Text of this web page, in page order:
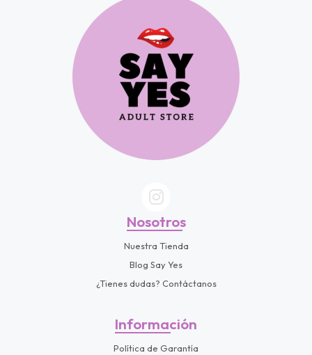
Nosotros
Nuestra Tienda
Blog Say Yes
¿Tienes dudas? Contáctanos
Información
Política de Garantía